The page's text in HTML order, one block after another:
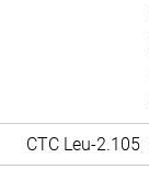
CTC Leu-2.105